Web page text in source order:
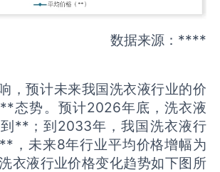
数据来源：****
，预计未来我国洗衣液行业的价
态势。预计2026年底，洗衣液
**；到2033年，我国洗衣液行
，未来8年行业平均价格增幅为
衣液行业价格变化趋势如下图所